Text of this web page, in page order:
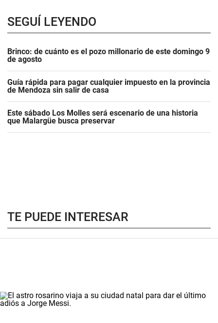
SEGUÍ LEYENDO
Brinco: de cuánto es el pozo millonario de este domingo 9
de agosto
Guía rápida para pagar cualquier impuesto en la provincia
de Mendoza sin salir de casa
Este sábado Los Molles será escenario de una historia
que Malargüe busca preservar
TE PUEDE INTERESAR